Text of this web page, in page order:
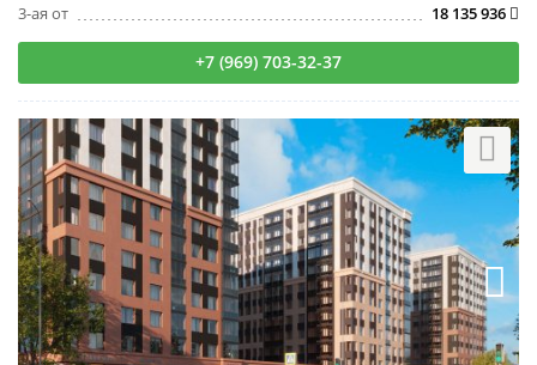
3-ая от
18 135 936
+7 (969) 703-32-37